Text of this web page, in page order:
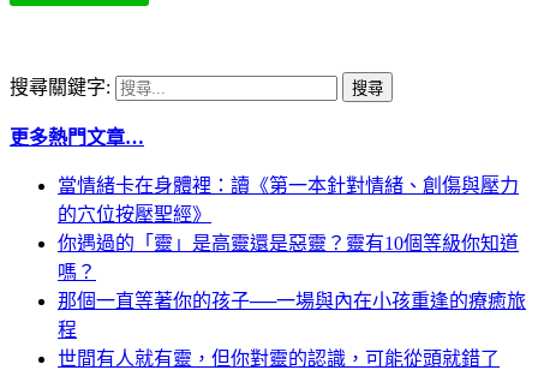
搜尋關鍵字:
更多熱門文章…
當情緒卡在身體裡：讀《第一本針對情緒、創傷與壓力
的穴位按壓聖經》
你遇過的「靈」是高靈還是惡靈？靈有10個等級你知道
嗎？
那個一直等著你的孩子──一場與內在小孩重逢的療癒旅
程
世間有人就有靈，但你對靈的認識，可能從頭就錯了